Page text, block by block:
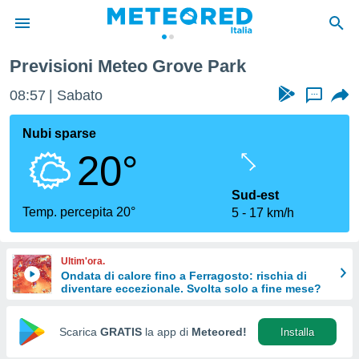
di
per
le
di
Web
Previsioni Meteo Grove Park
08:57 Sabato ...
Nubi sparse
20°
Temp. percepita 20°
Sud-est
5
17 km/h
Ultim'ora.
Ondata di calore fino a Ferragosto: rischia di
diventare eccezionale. Svolta solo a fine mese?
Scarica GRATIS la app di Meteored! Installa